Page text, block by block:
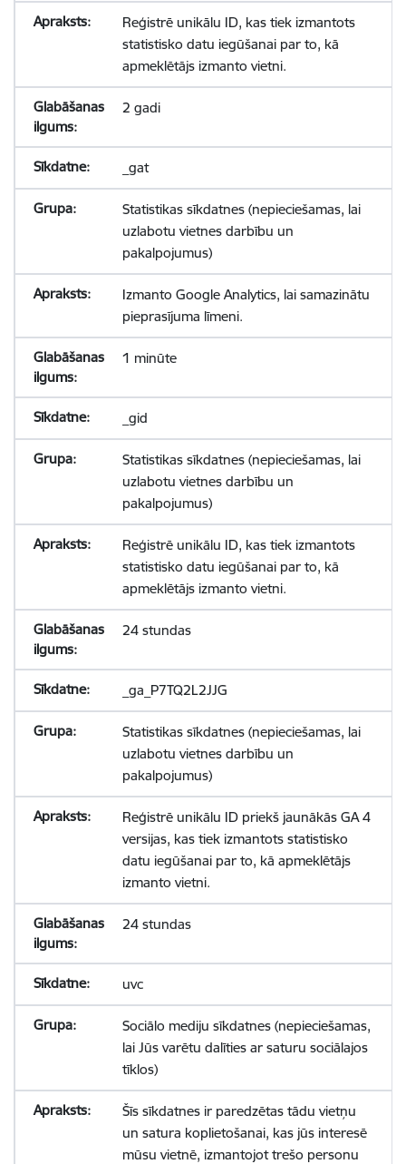
Reģistrē unikālu ID, kas tiek izmantots
statistisko datu iegūšanai par to, kā
apmeklētājs izmanto vietni.
2 gadi
_gat
Statistikas sīkdatnes (nepieciešamas, lai
uzlabotu vietnes darbību un
pakalpojumus)
Izmanto Google Analytics, lai samazinātu
pieprasījuma līmeni.
1 minūte
_gid
Statistikas sīkdatnes (nepieciešamas, lai
uzlabotu vietnes darbību un
pakalpojumus)
Reģistrē unikālu ID, kas tiek izmantots
statistisko datu iegūšanai par to, kā
apmeklētājs izmanto vietni.
24 stundas
_ga_P7TQ2L2JJG
Statistikas sīkdatnes (nepieciešamas, lai
uzlabotu vietnes darbību un
pakalpojumus)
Reģistrē unikālu ID priekš jaunākās GA 4
versijas, kas tiek izmantots statistisko
datu iegūšanai par to, kā apmeklētājs
izmanto vietni.
24 stundas
uvc
Sociālo mediju sīkdatnes (nepieciešamas,
lai Jūs varētu dalīties ar saturu sociālajos
tīklos)
Šīs sīkdatnes ir paredzētas tādu vietņu
un satura koplietošanai, kas jūs interesē
mūsu vietnē, izmantojot trešo personu